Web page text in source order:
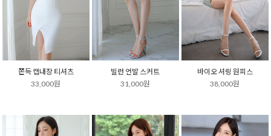
쫀득 캡내장 티셔츠
33,000원
빌런 언발 스커트
31,000원
바이오 셔링 원피스
38,000원